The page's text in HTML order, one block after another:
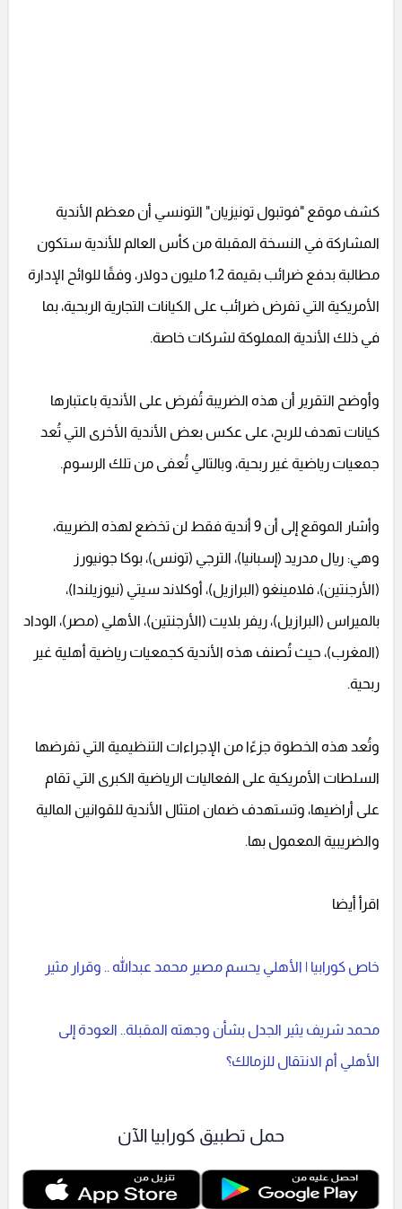
كشف موقع "فوتبول تونيزيان" التونسي أن معظم الأندية
المشاركة في النسخة المقبلة من كأس العالم للأندية ستكون
مطالبة بدفع ضرائب بقيمة 1.2 مليون دولار، وفقًا للوائح الإدارة
الأمريكية التي تفرض ضرائب على الكيانات التجارية الربحية، بما
في ذلك الأندية المملوكة لشركات خاصة.
وأوضح التقرير أن هذه الضريبة تُفرض على الأندية باعتبارها
كيانات تهدف للربح، على عكس بعض الأندية الأخرى التي تُعد
جمعيات رياضية غير ربحية، وبالتالي تُعفى من تلك الرسوم.
وأشار الموقع إلى أن 9 أندية فقط لن تخضع لهذه الضريبة،
وهي: ريال مدريد (إسبانيا)، الترجي (تونس)، بوكا جونيورز
(الأرجنتين)، فلامينغو (البرازيل)، أوكلاند سيتي (نيوزيلندا)،
بالميراس (البرازيل)، ريفر بلايت (الأرجنتين)، الأهلي (مصر)، الوداد
(المغرب)، حيث تُصنف هذه الأندية كجمعيات رياضية أهلية غير
ربحية.
وتُعد هذه الخطوة جزءًا من الإجراءات التنظيمية التي تفرضها
السلطات الأمريكية على الفعاليات الرياضية الكبرى التي تقام
على أراضيها، وتستهدف ضمان امتثال الأندية للقوانين المالية
والضريبية المعمول بها.
اقرأ أيضا
خاص كورابيا | الأهلي يحسم مصير محمد عبدالله .. وقرار مثير
محمد شريف يثير الجدل بشأن وجهته المقبلة.. العودة إلى
الأهلي أم الانتقال للزمالك؟
حمل تطبيق كورابيا الآن